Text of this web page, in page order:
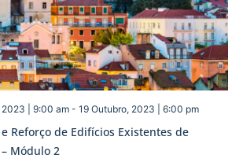
Reforço de Edifícios Existentes de
Módulo 2
2023 | 9:00 am- 19 Outubro, 2023 | 6:00 pm